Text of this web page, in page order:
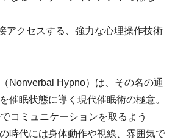
アクセスする、強力な心理操作技術
Nonverbal Hypno）は、その名の通
催眠状態に導く現代催眠術の極意。
コミュニケーションを取るよう
時代には身体動作や視線、雰囲気で